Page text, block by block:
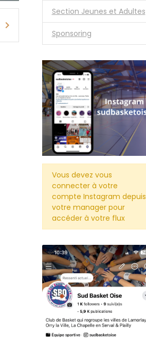
Section Jeunes et Adultes
Sponsoring
Vous devez vous
connecter à votre
compte Instagram depuis
votre manager pour
accéder à votre flux